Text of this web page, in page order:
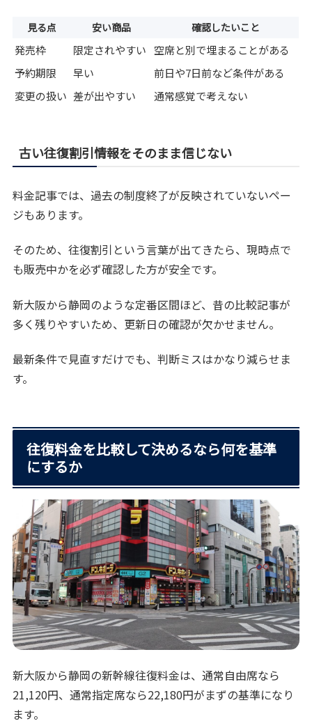
見る点 安い商品 確認したいこと
発売枠 限定されやすい
空席と別で埋まることがある
予約期限
早い
前日や7日前など条件がある
変更の扱い 差が出やすい 通常感覚で考えない
古い往復割引情報をそのまま信じない
料金記事では、過去の制度終了が反映されていないペー
ジもあります。
そのため、往復割引という言葉が出てきたら、現時点で
も販売中かを必ず確認した方が安全です。
新大阪から静岡のような定番区間ほど、昔の比較記事が
多く残りやすいため、更新日の確認が欠かせません。
最新条件で見直すだけでも、判断ミスはかなり減らせま
す。
往復料金を比較して決めるなら何を基準
にするか
新大阪から静岡の新幹線往復料金は、通常自由席なら
21,120円、通常指定席なら22,180円がまずの基準になり
ます。